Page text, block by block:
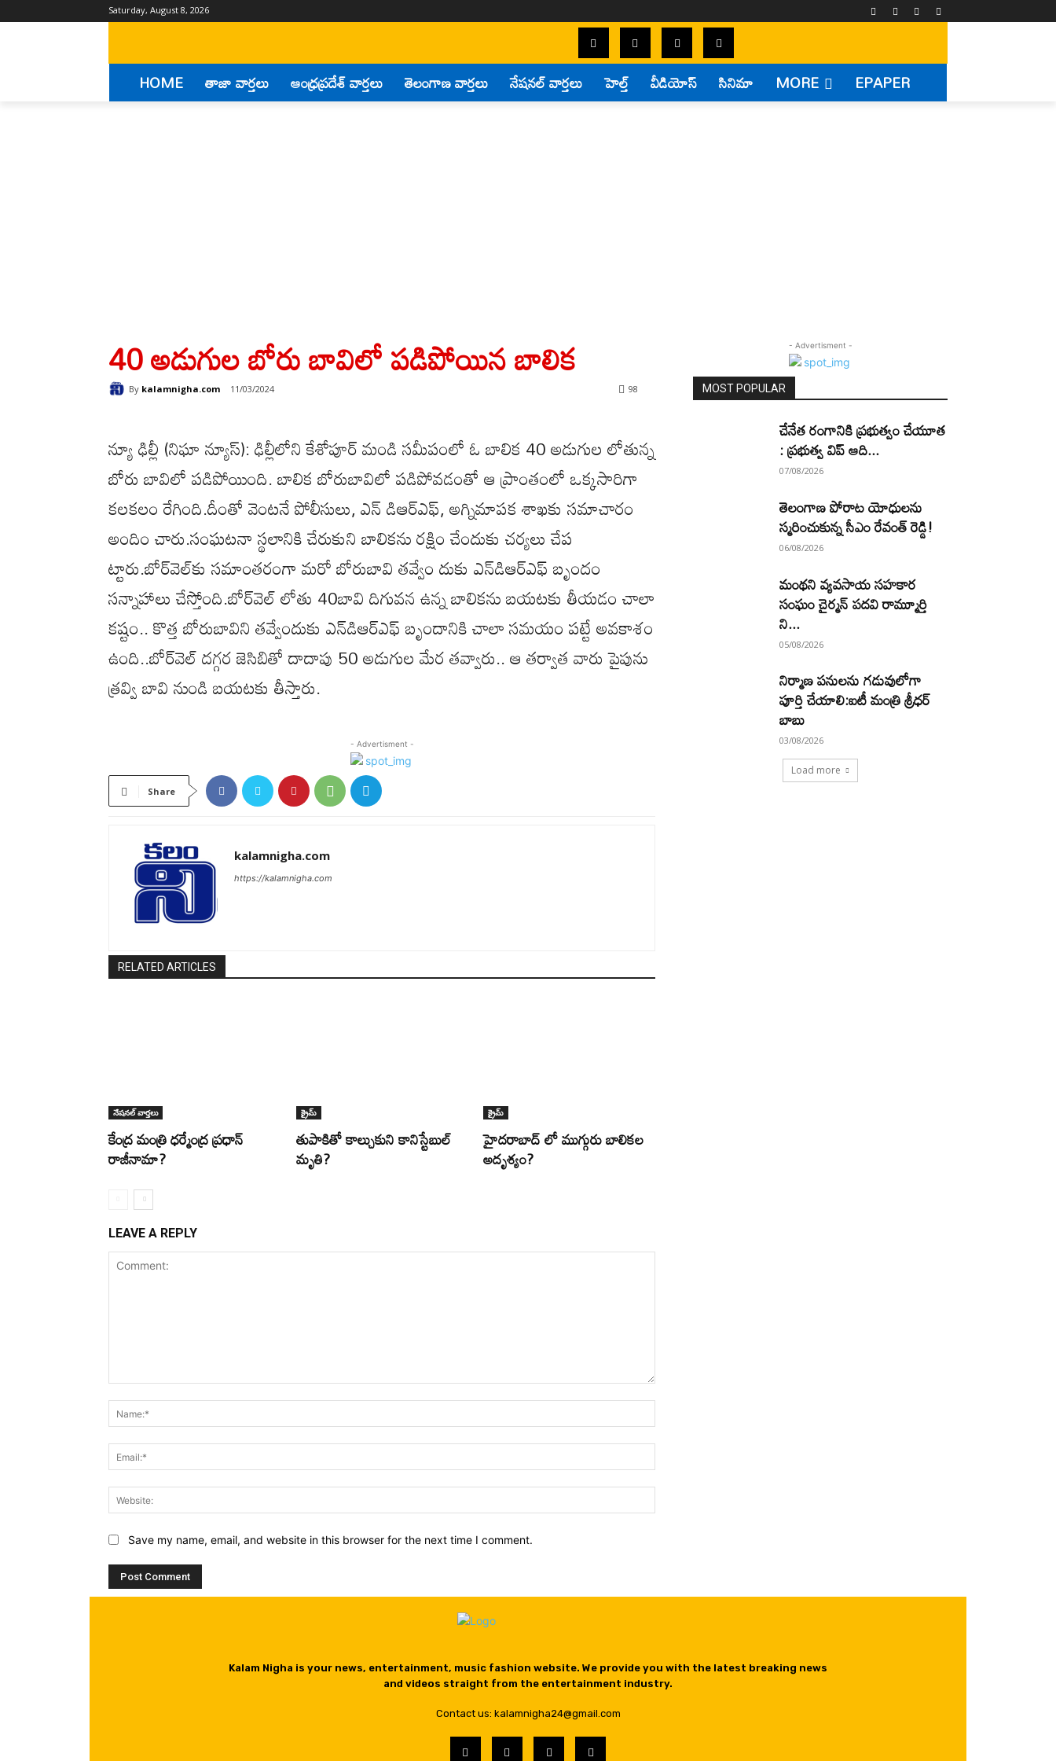
Saturday, August 8, 2026
HOME తాజా వార్తలు ఆంధ్రప్రదేశ్ వార్తలు తెలంగాణ వార్తలు నేషనల్ వార్తలు హెల్త్ వీడియోస్ సినిమా MORE EPAPER
40 అడుగుల బోరు బావిలో పడిపోయిన బాలిక
By kalamnigha.com 11/03/2024 98
న్యూ ఢిల్లీ (నిఘా న్యూస్): ఢిల్లీలోని కేశోపూర్ మండి సమీపంలో ఓ బాలిక 40 అడుగుల లోతున్న
బోరు బావిలో పడిపోయింది. బాలిక బోరుబావిలో పడిపోవడంతో ఆ ప్రాంతంలో ఒక్కసారిగా
కలకలం రేగింది.దీంతో వెంటనే పోలీసులు, ఎన్ డిఆర్ఎఫ్, అగ్నిమాపక శాఖకు సమాచారం
అందిం చారు.సంఘటనా స్థలానికి చేరుకుని బాలికను రక్షిం చేందుకు చర్యలు చేప
ట్టారు.బోర్‌వెల్‌కు సమాంతరంగా మరో బోరుబావి తవ్వేం దుకు ఎన్‌డిఆర్‌ఎఫ్ బృందం
సన్నాహాలు చేస్తోంది.బోర్‌వెల్ లోతు 40బావి దిగువన ఉన్న బాలికను బయటకు తీయడం చాలా
కష్టం.. కొత్త బోరుబావిని తవ్వేందుకు ఎన్‌డిఆర్‌ఎఫ్‌ బృందానికి చాలా సమయం పట్టే అవకాశం
ఉంది..బోర్‌వెల్ దగ్గర జెసిబితో దాదాపు 50 అడుగుల మేర తవ్వారు.. ఆ తర్వాత వారు పైపును
త్రవ్వి బావి నుండి బయటకు తీస్తారు.
- Advertisment -
Share
kalamnigha.com
https://kalamnigha.com
RELATED ARTICLES
నేషనల్ వార్తలు
కేంద్ర మంత్రి ధర్మేంద్ర ప్రధాన్
రాజీనామా?
క్రైమ్
తుపాకితో కాల్చుకుని కానిస్టేబుల్
మృతి?
క్రైమ్
హైదరాబాద్ లో ముగ్గురు బాలికల
అదృశ్యం?
LEAVE A REPLY
Save my name, email, and website in this browser for the next time I comment.
- Advertisment -
MOST POPULAR
చేనేత రంగానికి ప్రభుత్వం చేయూత
: ప్రభుత్వ విప్ ఆది...
07/08/2026
తెలంగాణ పోరాట యోధులను
స్మరించుకున్న సీఎం రేవంత్ రెడ్డి!
06/08/2026
మంథని వ్యవసాయ సహకార
సంఘం చైర్మన్ పదవి రామ్మూర్తి
ని...
05/08/2026
నిర్మాణ పనులను గడువులోగా
పూర్తి చేయాలి:ఐటీ మంత్రి శ్రీధర్
బాబు
03/08/2026
Load more
Kalam Nigha is your news, entertainment, music fashion website. We provide you with the latest breaking news
and videos straight from the entertainment industry.
Contact us: kalamnigha24@gmail.com